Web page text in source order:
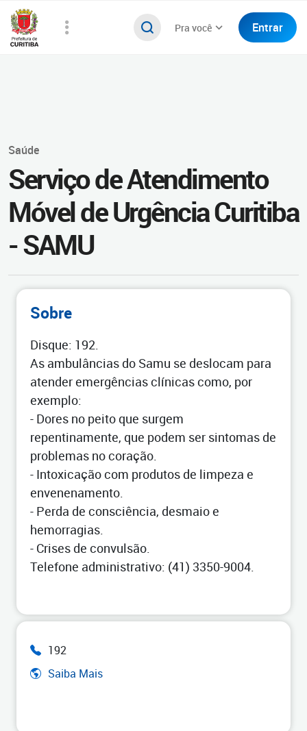
Pra você Entrar
Saúde
Serviço de Atendimento
Móvel de Urgência Curitiba
- SAMU
Sobre
Disque: 192.
As ambulâncias do Samu se deslocam para
atender emergências clínicas como, por
exemplo:
- Dores no peito que surgem
repentinamente, que podem ser sintomas de
problemas no coração.
- Intoxicação com produtos de limpeza e
envenenamento.
- Perda de consciência, desmaio e
hemorragias.
- Crises de convulsão.
Telefone administrativo: (41) 3350-9004.
192
Saiba Mais